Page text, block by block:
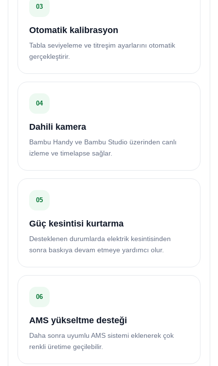
03
Otomatik kalibrasyon
Tabla seviyeleme ve titreşim ayarlarını otomatik
gerçekleştirir.
04
Dahili kamera
Bambu Handy ve Bambu Studio üzerinden canlı
izleme ve timelapse sağlar.
05
Güç kesintisi kurtarma
Desteklenen durumlarda elektrik kesintisinden
sonra baskıya devam etmeye yardımcı olur.
06
AMS yükseltme desteği
Daha sonra uyumlu AMS sistemi eklenerek çok
renkli üretime geçilebilir.